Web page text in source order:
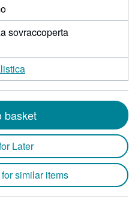
sovraccoperta
basket
Later
similar items